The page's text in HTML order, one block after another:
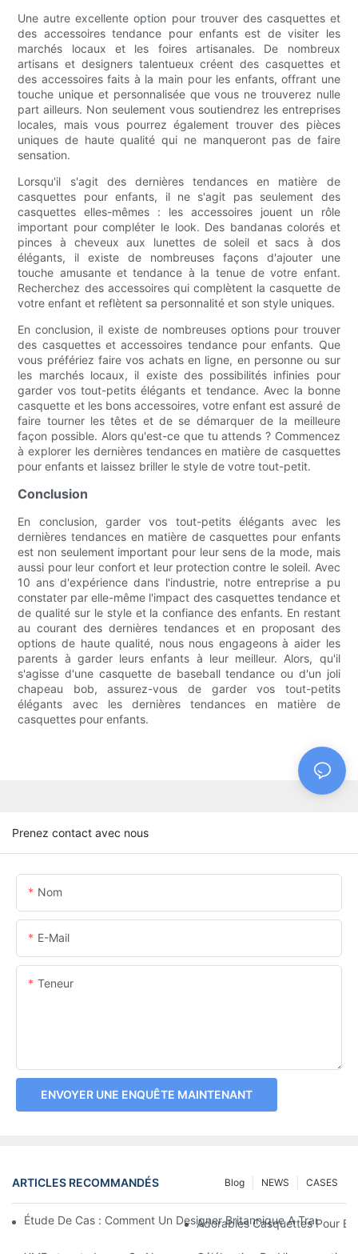
Une autre excellente option pour trouver des casquettes et
des accessoires tendance pour enfants est de visiter les
marchés locaux et les foires artisanales. De nombreux
artisans et designers talentueux créent des casquettes et
des accessoires faits à la main pour les enfants, offrant une
touche unique et personnalisée que vous ne trouverez nulle
part ailleurs. Non seulement vous soutiendrez les entreprises
locales, mais vous pourrez également trouver des pièces
uniques de haute qualité qui ne manqueront pas de faire
sensation.
Lorsqu'il s'agit des dernières tendances en matière de
casquettes pour enfants, il ne s'agit pas seulement des
casquettes elles-mêmes : les accessoires jouent un rôle
important pour compléter le look. Des bandanas colorés et
pinces à cheveux aux lunettes de soleil et sacs à dos
élégants, il existe de nombreuses façons d'ajouter une
touche amusante et tendance à la tenue de votre enfant.
Recherchez des accessoires qui complètent la casquette de
votre enfant et reflètent sa personnalité et son style uniques.
En conclusion, il existe de nombreuses options pour trouver
des casquettes et accessoires tendance pour enfants. Que
vous préfériez faire vos achats en ligne, en personne ou sur
les marchés locaux, il existe des possibilités infinies pour
garder vos tout-petits élégants et tendance. Avec la bonne
casquette et les bons accessoires, votre enfant est assuré de
faire tourner les têtes et de se démarquer de la meilleure
façon possible. Alors qu'est-ce que tu attends ? Commencez
à explorer les dernières tendances en matière de casquettes
pour enfants et laissez briller le style de votre tout-petit.
Conclusion
En conclusion, garder vos tout-petits élégants avec les
dernières tendances en matière de casquettes pour enfants
est non seulement important pour leur sens de la mode, mais
aussi pour leur confort et leur protection contre le soleil. Avec
10 ans d'expérience dans l'industrie, notre entreprise a pu
constater par elle-même l'impact des casquettes tendance et
de qualité sur le style et la confiance des enfants. En restant
au courant des dernières tendances et en proposant des
options de haute qualité, nous nous engageons à aider les
parents à garder leurs enfants à leur meilleur. Alors, qu'il
s'agisse d'une casquette de baseball tendance ou d'un joli
chapeau bob, assurez-vous de garder vos tout-petits
élégants avec les dernières tendances en matière de
casquettes pour enfants.
Prenez contact avec nous
Nom
E-Mail
Teneur
ENVOYER UNE ENQUÊTE MAINTENANT
ARTICLES RECOMMANDÉS CASES
NEWS
Blog
Étude De Cas : Comment Un Designer Britannique A
Adorables Casquettes Pour